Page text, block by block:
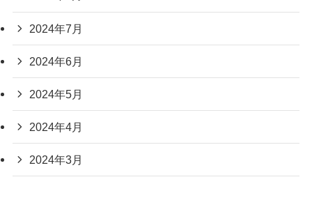
2024年7月
2024年6月
2024年5月
2024年4月
2024年3月